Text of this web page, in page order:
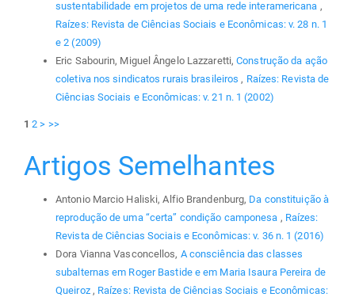
sustentabilidade em projetos de uma rede interamericana ,
Raízes: Revista de Ciências Sociais e Econômicas: v. 28 n. 1
e 2 (2009)
Eric Sabourin, Miguel Ângelo Lazzaretti,Construção da ação
coletiva nos sindicatos rurais brasileiros , Raízes: Revista de
Ciências Sociais e Econômicas: v. 21 n. 1 (2002)
1 2 > >>
Artigos Semelhantes
Antonio Marcio Haliski, Alfio Brandenburg, Da constituição à
reprodução de uma “certa” condição camponesa , Raízes:
Revista de Ciências Sociais e Econômicas: v. 36 n. 1 (2016)
Dora Vianna Vasconcellos, A consciência das classes
subalternas em Roger Bastide e em Maria Isaura Pereira de
Queiroz , Raízes: Revista de Ciências Sociais e Econômicas: